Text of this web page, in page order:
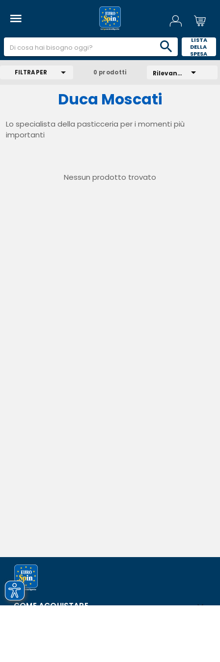
LISTA
DELLA
SPESA
FILTRA PER 0 prodotti Rilevanza
Duca Moscati
Lo specialista della pasticceria per i momenti più
importanti
Nessun prodotto trovato
COME ACQUISTARE